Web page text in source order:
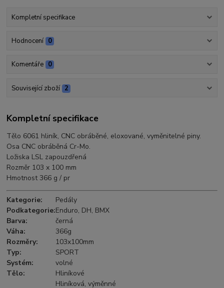
Kompletní specifikace
Hodnocení 0
Komentáře 0
Související zboží 2
Kompletní specifikace
Tělo 6061 hliník, CNC obráběné, eloxované, vyměnitelné piny.
Osa CNC obráběná Cr-Mo.
Ložiska LSL zapouzdřená
Rozměr 103 x 100 mm
Hmotnost 366 g / pr
Kategorie:
Pedály
Podkategorie:Enduro, DH, BMX
Barva:
černá
Váha:
366g
Rozměry:
103x100mm
Typ:
SPORT
Systém:
volné
Tělo:
Hliníkové
Hliníková, výměnné